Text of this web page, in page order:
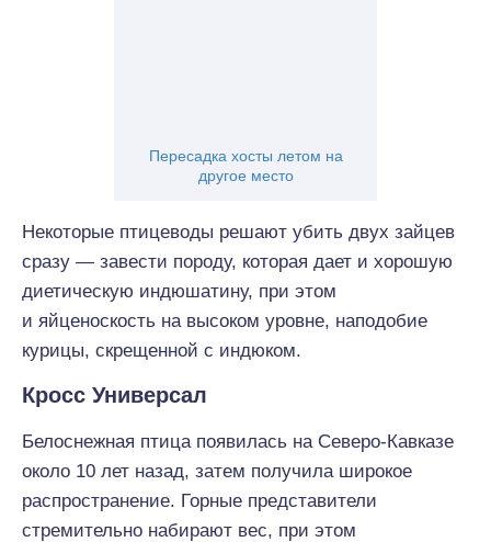
Пересадка хосты летом на
другое место
Некоторые птицеводы решают убить двух зайцев
сразу — завести породу, которая дает и хорошую
диетическую индюшатину, при этом
и яйценоскость на высоком уровне, наподобие
курицы, скрещенной с индюком.
Кросс Универсал
Белоснежная птица появилась на Северо-Кавказе
около 10 лет назад, затем получила широкое
распространение. Горные представители
стремительно набирают вес, при этом